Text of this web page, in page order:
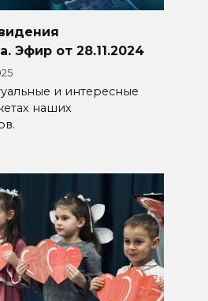
Эфир от 28.11.2024
и интересные
наших